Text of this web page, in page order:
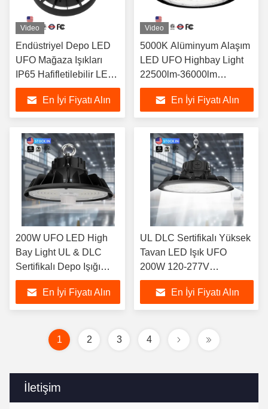
İletişim
Video
Endüstriyel Depo LED
UFO Mağaza Işıkları
IP65 Hafifletilebilir LED
Yüksek Körfez Işıkları
En İyi Fiyatı Alın
Video
5000K Alüminyum Alaşım
LED UFO Highbay Light
22500lm-36000lm
Dimmable 100W-240W
120° ışınEn İyi Fiyatı Alın
200W UFO LED High
Bay Light UL & DLC
Sertifikalı Depo Işığı
120-277V IP65
En İyi Fiyatı Alın
UL DLC Sertifikalı Yüksek
Tavan LED Işık UFO
200W 120-277V
Endüstriyel ve Ticari
Kullanım İçin ABD Yerel
Stoğunda
En İyi Fiyatı Alın
1 2 3 4